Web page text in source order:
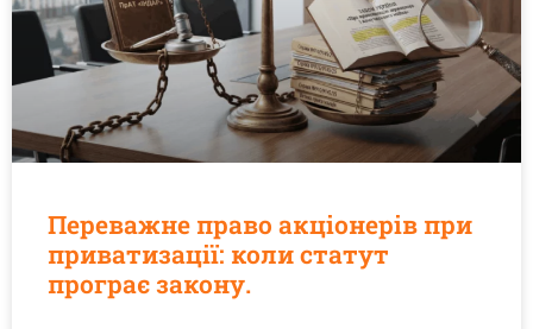
Переважне право акціонерів при
приватизації: коли статут
програє закону.